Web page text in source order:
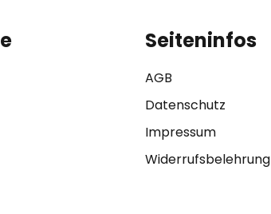
Seiteninfos
AGB
Datenschutz
Impressum
Widerrufsbelehrung